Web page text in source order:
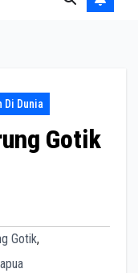
Di Dunia
Gotik
Gotik,